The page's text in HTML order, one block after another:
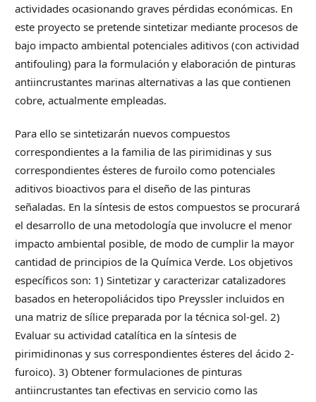
actividades ocasionando graves pérdidas económicas. En
este proyecto se pretende sintetizar mediante procesos de
bajo impacto ambiental potenciales aditivos (con actividad
antifouling) para la formulación y elaboración de pinturas
antiincrustantes marinas alternativas a las que contienen
cobre, actualmente empleadas.
Para ello se sintetizarán nuevos compuestos
correspondientes a la familia de las pirimidinas y sus
correspondientes ésteres de furoilo como potenciales
aditivos bioactivos para el diseño de las pinturas
señaladas. En la síntesis de estos compuestos se procurará
el desarrollo de una metodología que involucre el menor
impacto ambiental posible, de modo de cumplir la mayor
cantidad de principios de la Química Verde. Los objetivos
específicos son: 1) Sintetizar y caracterizar catalizadores
basados en heteropoliácidos tipo Preyssler incluidos en
una matriz de sílice preparada por la técnica sol-gel. 2)
Evaluar su actividad catalítica en la síntesis de
pirimidinonas y sus correspondientes ésteres del ácido 2-
furoico). 3) Obtener formulaciones de pinturas
antiincrustantes tan efectivas en servicio como las